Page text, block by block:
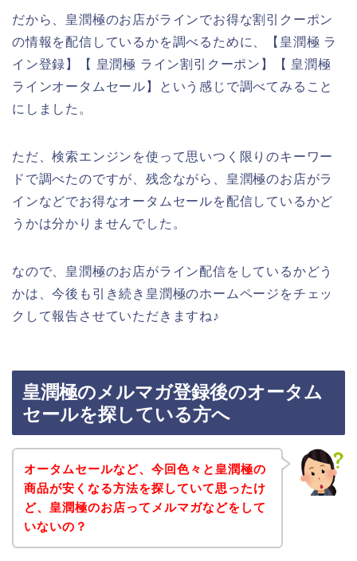
だから、皇潤極のお店がラインでお得な割引クーポン
の情報を配信しているかを調べるために、【皇潤極 ラ
イン登録】【 皇潤極 ライン割引クーポン】【 皇潤極
ラインオータムセール】という感じで調べてみること
にしました。
ただ、検索エンジンを使って思いつく限りのキーワー
ドで調べたのですが、残念ながら、皇潤極のお店がラ
インなどでお得なオータムセールを配信しているかど
うかは分かりませんでした。
なので、皇潤極のお店がライン配信をしているかどう
かは、今後も引き続き皇潤極のホームページをチェッ
クして報告させていただきますね♪
皇潤極のメルマガ登録後のオータム
セールを探している方へ
オータムセールなど、今回色々と皇潤極の
商品が安くなる方法を探していて思ったけ
ど、皇潤極のお店ってメルマガなどをして
いないの？